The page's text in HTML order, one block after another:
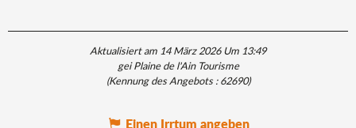
Aktualisiert am 14 März 2026 Um 13:49
gei Plaine de l'Ain Tourisme
(Kennung des Angebots :62690)
Einen Irrtum angeben